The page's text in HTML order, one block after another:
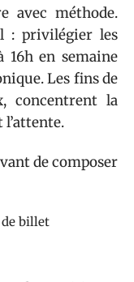
avec méthode.
: privilégier les
16h en semaine
Les fins de
concentrent la
de composer
de billet